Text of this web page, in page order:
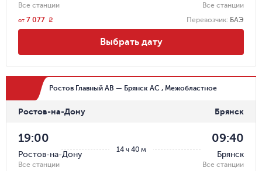
Все станции
Все станции
Перевозчик: БАЭ
от 7 077 r
Выбрать дату
Ростов Главный АВ — Брянск АС , Межобластное
Ростов-на-Дону Брянск
14 ч 40 м
19:00
Ростов-на-Дону
Все станции
09:40
Брянск
Все станции